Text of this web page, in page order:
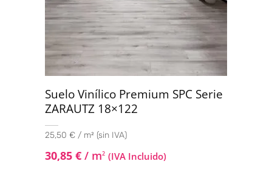
Suelo Vinílico Premium SPC Serie
ZARAUTZ 18×122
25,50 € / m² (sin IVA)
30,85 € / m2 (IVA Incluido)